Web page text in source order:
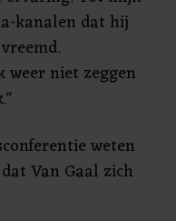
kanalen dat hij
niet zeggen
weten
Van Gaal zich